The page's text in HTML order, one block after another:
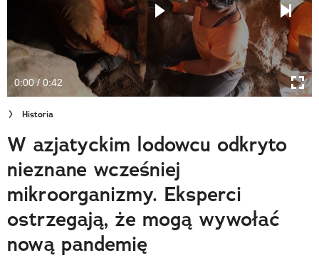
Newsletter
Cuda Polski
Wielki Konkurs Fotograficzny
Trendbook Podróżniczy
Polecane
0:00 / 0:42
Historia
W azjatyckim lodowcu odkryto
nieznane wcześniej
mikroorganizmy. Eksperci
ostrzegają, że mogą wywołać
nową pandemię